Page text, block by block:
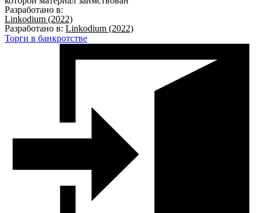
Разработано в:
Linkodium (2022)
Разработано в: Linkodium (2022)
Торги в банкротстве